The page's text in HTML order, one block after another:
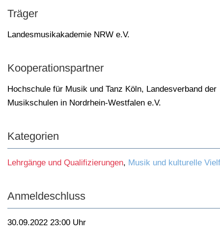
Träger
Landesmusikakademie NRW e.V.
Kooperationspartner
Hochschule für Musik und Tanz Köln, Landesverband der
Musikschulen in Nordrhein-Westfalen e.V.
Kategorien
Lehrgänge und Qualifizierungen, Musik und kulturelle
Anmeldeschluss
30.09.2022 23:00 Uhr